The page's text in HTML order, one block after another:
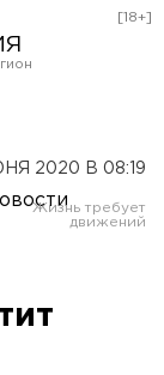
[18+]
2020 В 08:19